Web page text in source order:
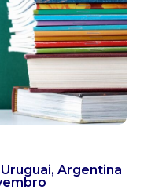
Argentina